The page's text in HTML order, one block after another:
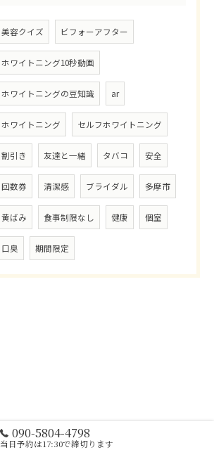
美容クイズ ビフォーアフター
ホワイトニング10秒動画
ホワイトニングの豆知識 ar
ホワイトニング セルフホワイトニング
割引き 友達と一緒 タバコ 安全
回数券 清潔感 ブライダル 多摩市
黄ばみ 食事制限なし 健康 個室
口臭 期間限定
090-5804-4798
当日予約は17:30で締切ります